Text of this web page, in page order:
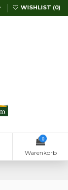
WISHLIST (0)
0
Warenkorb